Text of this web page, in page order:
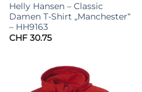
Helly Hansen – Classic
Damen T-Shirt „Manchester“
– HH9163
CHF30.75